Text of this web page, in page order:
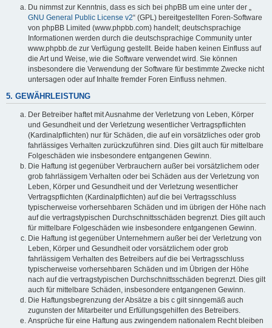
Du nimmst zur Kenntnis, dass es sich bei phpBB um eine unter der „
GNU General Public License v2“ (GPL) bereitgestellten Foren-Software
von phpBB Limited (www.phpbb.com) handelt; deutschsprachige
Informationen werden durch die deutschsprachige Community unter
www.phpbb.de zur Verfügung gestellt. Beide haben keinen Einfluss auf
die Art und Weise, wie die Software verwendet wird. Sie können
insbesondere die Verwendung der Software für bestimmte Zwecke nicht
untersagen oder auf Inhalte fremder Foren Einfluss nehmen.
5. GEWÄHRLEISTUNG
Der Betreiber haftet mit Ausnahme der Verletzung von Leben, Körper
und Gesundheit und der Verletzung wesentlicher Vertragspflichten
(Kardinalpflichten) nur für Schäden, die auf ein vorsätzliches oder grob
fahrlässiges Verhalten zurückzuführen sind. Dies gilt auch für mittelbare
Folgeschäden wie insbesondere entgangenen Gewinn.
Die Haftung ist gegenüber Verbrauchern außer bei vorsätzlichem oder
grob fahrlässigem Verhalten oder bei Schäden aus der Verletzung von
Leben, Körper und Gesundheit und der Verletzung wesentlicher
Vertragspflichten (Kardinalpflichten) auf die bei Vertragsschluss
typischerweise vorhersehbaren Schäden und im übrigen der Höhe nach
auf die vertragstypischen Durchschnittsschäden begrenzt. Dies gilt auch
für mittelbare Folgeschäden wie insbesondere entgangenen Gewinn.
Die Haftung ist gegenüber Unternehmern außer bei der Verletzung von
Leben, Körper und Gesundheit oder vorsätzlichem oder grob
fahrlässigem Verhalten des Betreibers auf die bei Vertragsschluss
typischerweise vorhersehbaren Schäden und im Übrigen der Höhe
nach auf die vertragstypischen Durchschnittsschäden begrenzt. Dies gilt
auch für mittelbare Schäden, insbesondere entgangenen Gewinn.
Die Haftungsbegrenzung der Absätze a bis c gilt sinngemäß auch
zugunsten der Mitarbeiter und Erfüllungsgehilfen des Betreibers.
Ansprüche für eine Haftung aus zwingendem nationalem Recht bleiben